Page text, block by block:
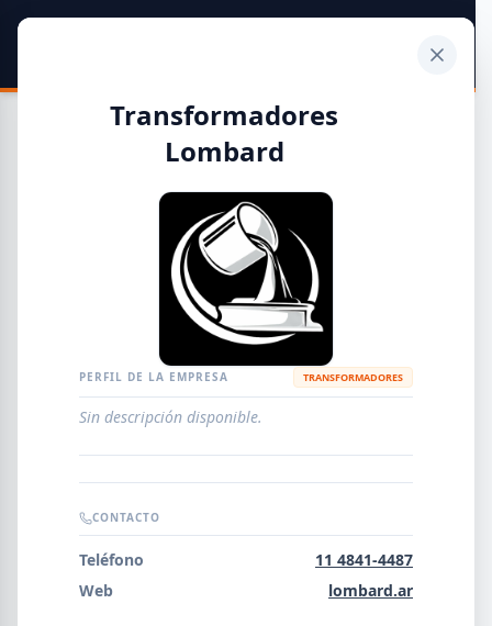
Guía de Empresas Metalúrgicas y Siderúrgicas
METALÚRGICAS
EMPRESAS AGREGAR EMPRESA 0RESULTADOS
Transformadores
Lombard
PERFIL DE LA EMPRESA TRANSFORMADORES
Sin descripción disponible.
CONTACTO
Teléfono
11 4841-4487
Web
lombard.ar